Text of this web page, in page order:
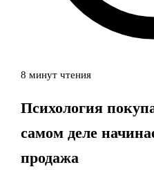
8 минут чтения
Психология
самом деле
продажа